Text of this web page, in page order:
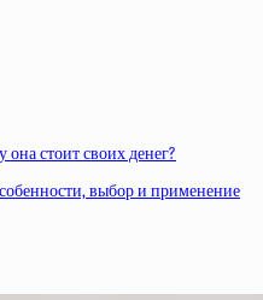
стоит своих денег?
выбор и применение